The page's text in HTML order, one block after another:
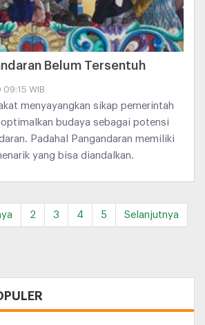
Belum Tersentuh
WIB
menyayangkan sikap pemerintah
budaya sebagai potensi
Padahal Pangandaran memiliki
yang bisa diandalkan.
2 3 4 5 Selanjutnya